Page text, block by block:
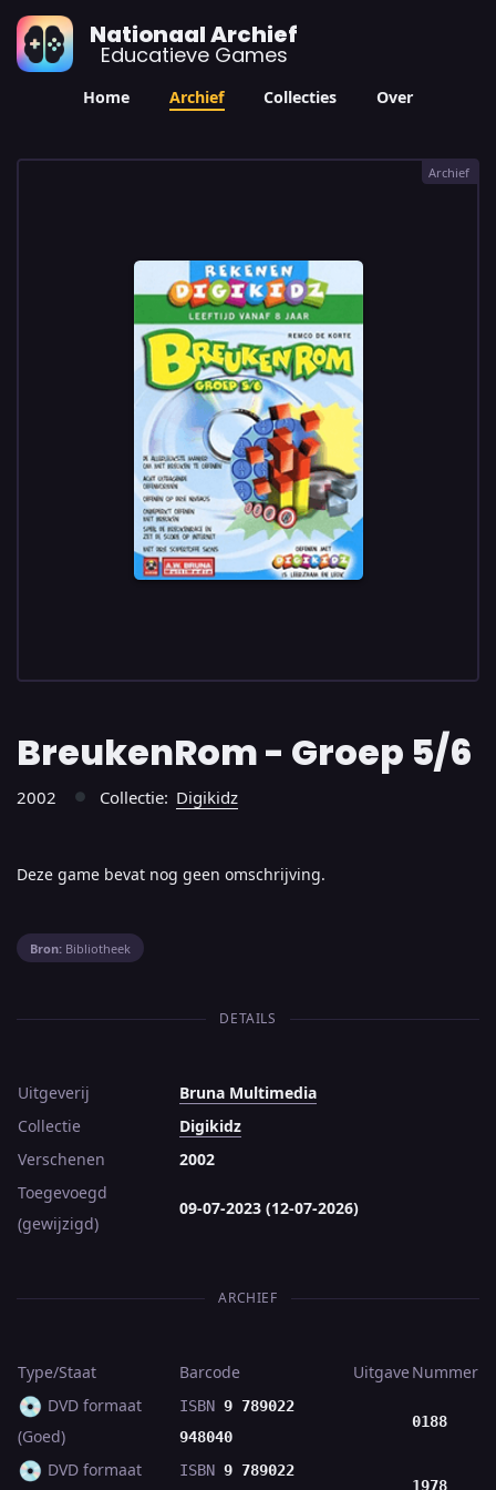
Nationaal Archief
Educatieve Games
Home Archief Collecties Over
Archief
BreukenRom - Groep 5/6
2002 ● Collectie: Digikidz
Deze game bevat nog geen omschrijving.
Bron: Bibliotheek
DETAILS
Uitgeverij
Bruna Multimedia
Collectie
Digikidz
Verschenen
2002
Toegevoegd
(gewijzigd)
09-07-2023 (12-07-2026)
ARCHIEF
Type/Staat Barcode UitgaveNummer
💿 DVD formaat
(Goed)
ISBN 9 789022
948040
0188
💿 DVD formaat
ISBN 9 789022
1978